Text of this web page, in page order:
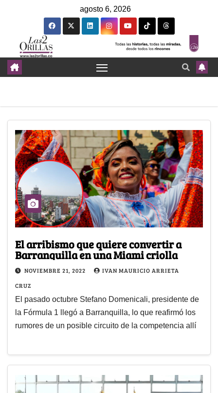
agosto 6, 2026
El arribismo que quiere convertir a
Barranquilla en una Miami criolla
NOVIEMBRE 21, 2022
IVAN MAURICIO ARRIETA
CRUZ
El pasado octubre Stefano Domenicali, presidente de
la Fórmula 1 llegó a Barranquilla, lo que reafirmó los
rumores de un posible circuito de la competencia allí